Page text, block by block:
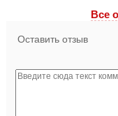
Все
Оставить отзыв